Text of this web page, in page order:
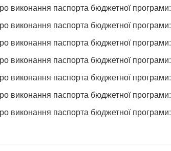
виконання паспорта бюджетної програми:
виконання паспорта бюджетної програми:
виконання паспорта бюджетної програми:
виконання паспорта бюджетної програми:
виконання паспорта бюджетної програми:
виконання паспорта бюджетної програми:
виконання паспорта бюджетної програми: